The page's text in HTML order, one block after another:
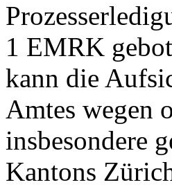
1 EMRK
kann die
Amtes wegen
insbesondere
Kantons